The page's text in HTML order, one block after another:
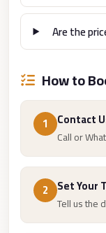
1 Contact
Call or
2 Set Your
Tell us the
Limousine
Service
Cairo
Airport
Limousine
Service
Alexandria
Cairo
Limousine
Service